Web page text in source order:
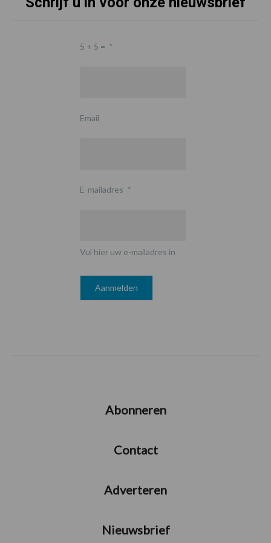
5 + 5 = *
Email
E-mailadres *
Vul hier uw e-mailadres in
Abonneren
Contact
Adverteren
Nieuwsbrief